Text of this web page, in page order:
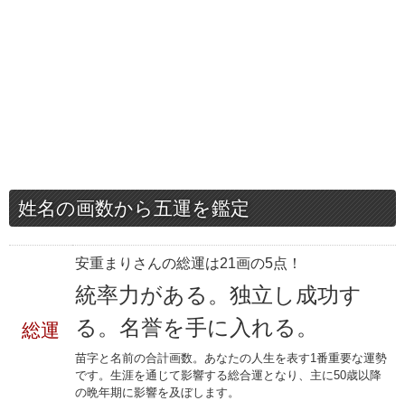
姓名の画数から五運を鑑定
総運
安重まりさんの総運は21画の5点！
統率力がある。独立し成功す
る。名誉を手に入れる。
苗字と名前の合計画数。あなたの人生を表す1番重要な運勢
です。生涯を通じて影響する総合運となり、主に50歳以降
の晩年期に影響を及ぼします。